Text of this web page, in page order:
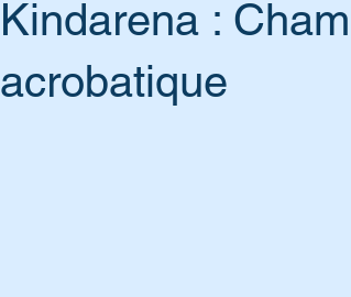
Respectez
Kindarena :
acrobatique